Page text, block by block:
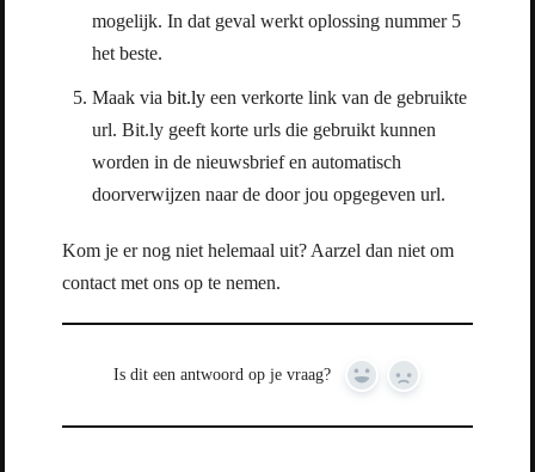
mogelijk. In dat geval werkt oplossing nummer 5
het beste.
Maak via bit.ly een verkorte link van de gebruikte
url. Bit.ly geeft korte urls die gebruikt kunnen
worden in de nieuwsbrief en automatisch
doorverwijzen naar de door jou opgegeven url.
Kom je er nog niet helemaal uit? Aarzel dan niet om
contact met ons op te nemen.
Is dit een antwoord op je vraag? Yes No